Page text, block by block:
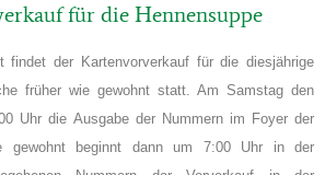
für die Hennensuppe
findet der Kartenvorverkauf für die diesjährige
früher wie gewohnt statt. Am Samstag den
Uhr die Ausgabe der Nummern im Foyer der
gewohnt beginnt dann um 7:00 Uhr in der